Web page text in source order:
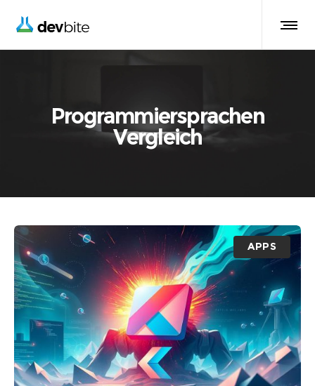
Programmiersprachen
Vergleich
APPS